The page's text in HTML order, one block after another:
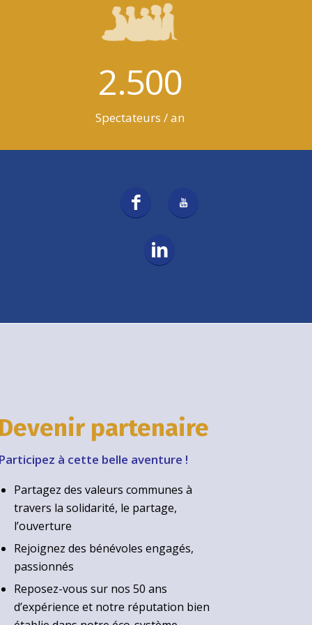
2.500
Spectateurs / an
Devenir partenaire
Participez à cette belle aventure !
Partagez des valeurs communes à
travers la solidarité, le partage,
l’ouverture
Rejoignez des bénévoles engagés,
passionnés
Reposez-vous sur nos 50 ans
d’expérience et notre réputation bien